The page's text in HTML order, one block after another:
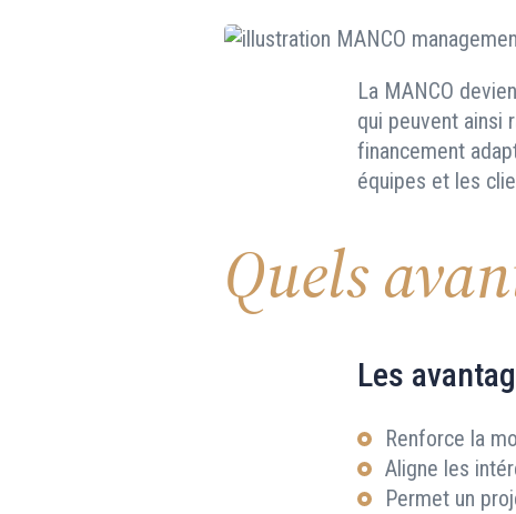
La MANCO
qui peuvent ainsi
financement
équipes et les
Quels
Les
Renforce la
Aligne les
Permet un